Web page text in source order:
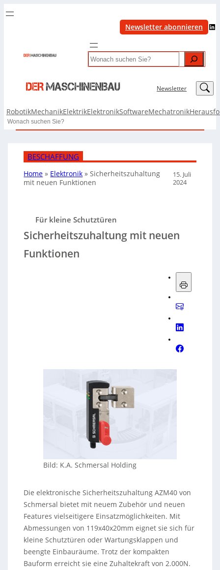
Newsletter abonnieren LinkedIn
Search
Newsletter LinkedIn
RobotikMechanikElektrikElektronikSoftwareMechatronik
Search
BESCHAFFUNG
Home » Elektronik »Sicherheitszuhaltung
mit neuen Funktionen
15. Juli
2024
Für kleine Schutztüren
Sicherheitszuhaltung mit neuen
Funktionen
Bild: K.A. Schmersal Holding
Die elektronische Sicherheitszuhaltung AZM40 von
Schmersal bietet mit neuem Zubehör und neuen
Features vielseitigere Einsatzmöglichkeiten. Mit
Abmessungen von 119x40x20mm eignet sie sich für
kleine Schutztüren oder Wartungsklappen und
beengte Einbauräume. Trotz der kompakten
Bauform erreicht sie eine Zuhaltekraft von 2.000N.